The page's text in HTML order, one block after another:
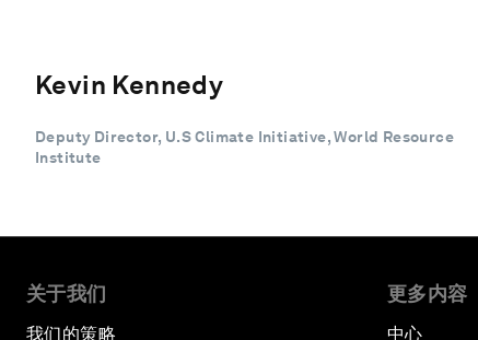
Kevin Kennedy
Deputy Director, U.S Climate Initiative, World Resource
Institute
关于我们
我们的策略
更多内容
中心